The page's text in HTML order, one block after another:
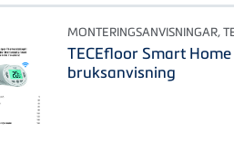
MONTERINGSANVISNINGAR,
TECEfloor Smart
bruksanvisning